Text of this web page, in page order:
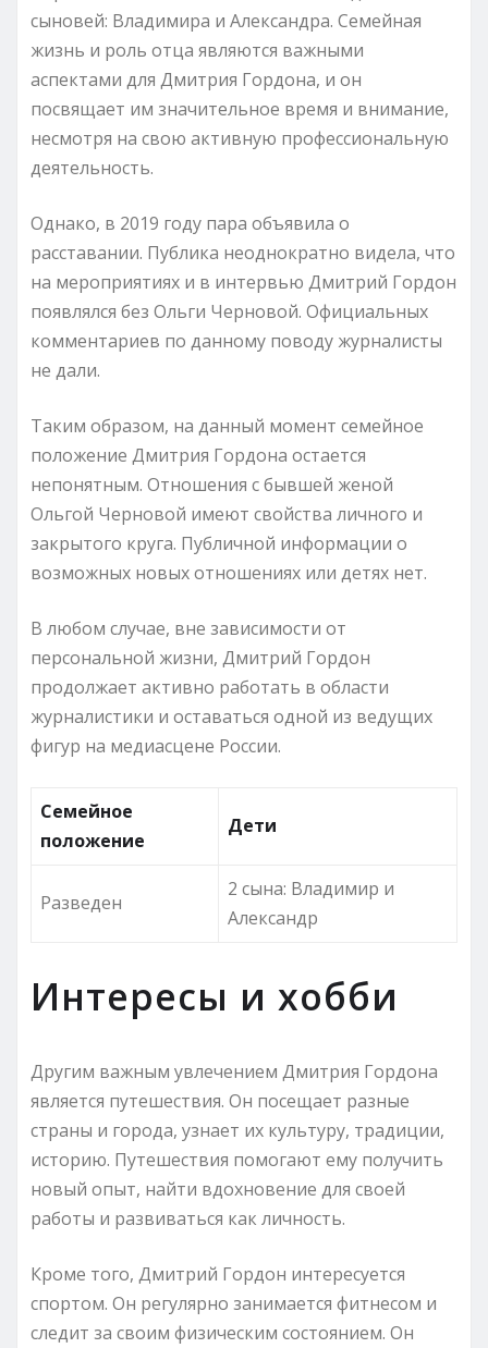
сыновей: Владимира и Александра. Семейная
жизнь и роль отца являются важными
аспектами для Дмитрия Гордона, и он
посвящает им значительное время и внимание,
несмотря на свою активную профессиональную
деятельность.
Однако, в 2019 году пара объявила о
расставании. Публика неоднократно видела, что
на мероприятиях и в интервью Дмитрий Гордон
появлялся без Ольги Черновой. Официальных
комментариев по данному поводу журналисты
не дали.
Таким образом, на данный момент семейное
положение Дмитрия Гордона остается
непонятным. Отношения с бывшей женой
Ольгой Черновой имеют свойства личного и
закрытого круга. Публичной информации о
возможных новых отношениях или детях нет.
В любом случае, вне зависимости от
персональной жизни, Дмитрий Гордон
продолжает активно работать в области
журналистики и оставаться одной из ведущих
фигур на медиасцене России.
Семейное
положение
Дети
Разведен
2 сына: Владимир и
Александр
Интересы и хобби
Другим важным увлечением Дмитрия Гордона
является путешествия. Он посещает разные
страны и города, узнает их культуру, традиции,
историю. Путешествия помогают ему получить
новый опыт, найти вдохновение для своей
работы и развиваться как личность.
Кроме того, Дмитрий Гордон интересуется
спортом. Он регулярно занимается фитнесом и
следит за своим физическим состоянием. Он